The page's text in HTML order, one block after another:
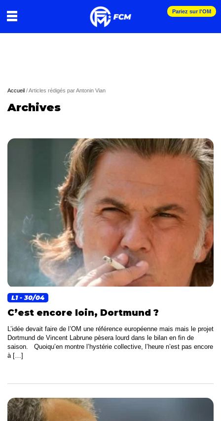
Pariez sur l'OM
Accueil /Articles rédigés par Antonin Vian
Archives
L1- 30/04
C’est encore loin, Dortmund ?
L’idée devait faire de l’OM une référence européenne mais mais le projet
Dortmund de Vincent Labrune pèsera lourd dans le bilan en fin de
saison. Quoiqu’en montre l’hystérie collective, l’heure n’est pas encore
à […]